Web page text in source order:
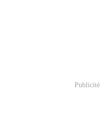
Publicité